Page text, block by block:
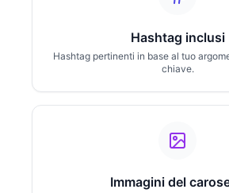
Hashtag inclusi
Hashtag pertinenti in base al tuo
chiave.
Immagini del